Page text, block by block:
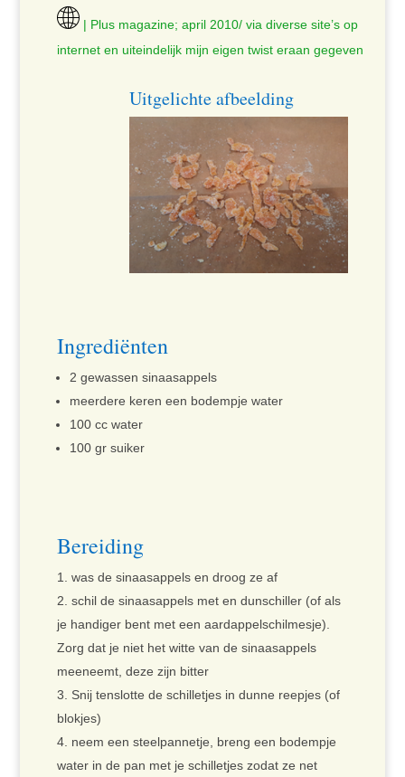
| Plus magazine; april 2010/ via diverse site’s op
internet en uiteindelijk mijn eigen twist eraan gegeven
Uitgelichte afbeelding
Ingrediënten
2 gewassen sinaasappels
meerdere keren een bodempje water
100 cc water
100 gr suiker
Bereiding
was de sinaasappels en droog ze af
schil de sinaasappels met en dunschiller (of als
je handiger bent met een aardappelschilmesje).
Zorg dat je niet het witte van de sinaasappels
meeneemt, deze zijn bitter
Snij tenslotte de schilletjes in dunne reepjes (of
blokjes)
neem een steelpannetje, breng een bodempje
water in de pan met je schilletjes zodat ze net